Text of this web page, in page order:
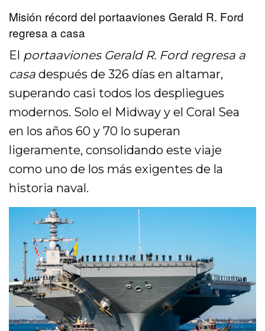
Misión récord del portaaviones Gerald R. Ford
regresa a casa
El portaaviones Gerald R. Ford regresa a
casa después de 326 días en altamar,
superando casi todos los despliegues
modernos. Solo el Midway y el Coral Sea
en los años 60 y 70 lo superan
ligeramente, consolidando este viaje
como uno de los más exigentes de la
historia naval.